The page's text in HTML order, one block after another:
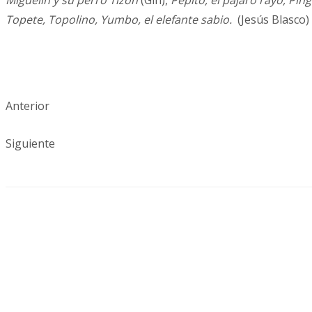
Topete, Topolino, Yumbo, el elefante sabio. (Jesús Blasco)
Anterior
Siguiente